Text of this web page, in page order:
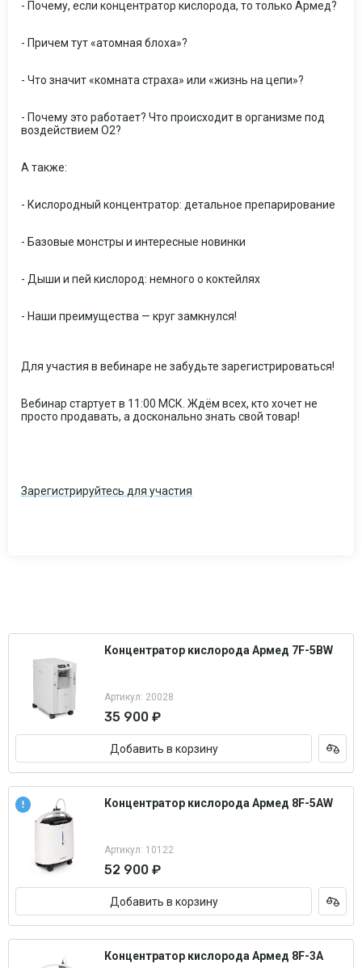
- Почему, если концентратор кислорода, то только Армед?
- Причем тут «атомная блоха»?
- Что значит «комната страха» или «жизнь на цепи»?
- Почему это работает? Что происходит в организме под
воздействием О2?
А также:
- Кислородный концентратор: детальное препарирование
- Базовые монстры и интересные новинки
- Дыши и пей кислород: немного о коктейлях
- Наши преимущества — круг замкнулся!
Для участия в вебинаре не забудьте зарегистрироваться!
Вебинар стартует в 11:00 МСК. Ждём всех, кто хочет не
просто продавать, а досконально знать свой товар!
Зарегистрируйтесь для участия
Концентратор кислорода Армед 7F-5BW
Артикул: 20028
35 900 ₽
Добавить в корзину
Концентратор кислорода Армед 8F-5AW
Артикул: 10122
52 900 ₽
Добавить в корзину
Концентратор кислорода Армед 8F-3A